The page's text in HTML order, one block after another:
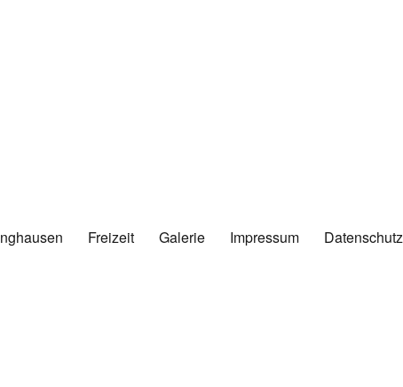
Freizeit Galerie Impressum Datenschutz